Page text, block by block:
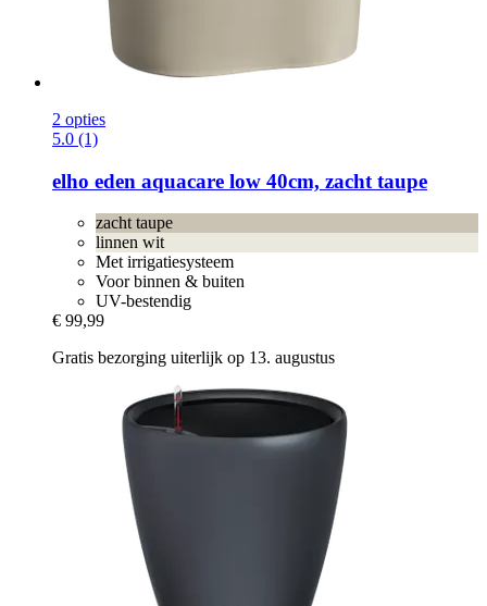
2 opties
5.0 (1)
elho eden aquacare low 40cm, zacht taupe
zacht taupe
linnen wit
Met irrigatiesysteem
Voor binnen & buiten
UV-bestendig
€ 99,99
Gratis bezorging uiterlijk op 13. augustus